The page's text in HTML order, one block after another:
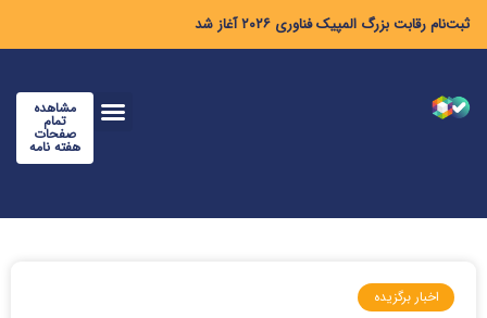
ثبت‌نام رقابت بزرگ المپیک فناوری ۲۰۲۶ آغاز شد
مشاهده
تمام
صفحات
هفته نامه
اخبار برگزیده